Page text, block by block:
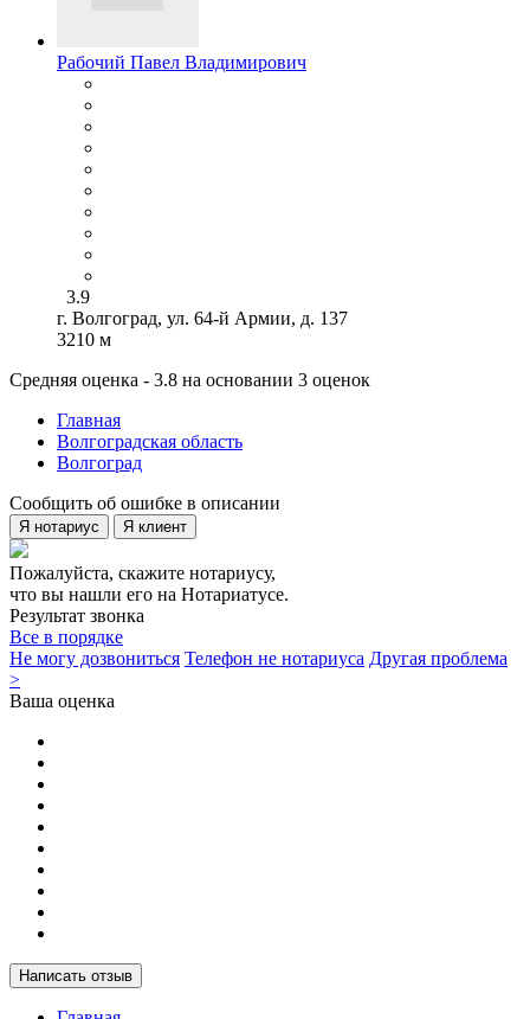
Рабочий Павел Владимирович
3.9
г. Волгоград, ул. 64-й Армии, д. 137
3210 м
Средняя оценка - 3.8 на основании 3 оценок
Главная
Волгоградская область
Волгоград
Сообщить об ошибке в описании
Я нотариус Я клиент
Пожалуйста, скажите нотариусу,
что вы нашли его на Нотариатусе.
Результат звонка
Все в порядке
Не могу дозвониться Телефон не нотариуса Другая проблема
>
Ваша оценка
Написать отзыв